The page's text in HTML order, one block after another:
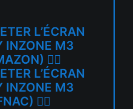
L’ÉCRAN
INZONE M3
👈🏼
L’ÉCRAN
INZONE M3
👈🏼